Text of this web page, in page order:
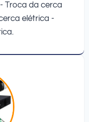
Troca da cerca
elétrica -